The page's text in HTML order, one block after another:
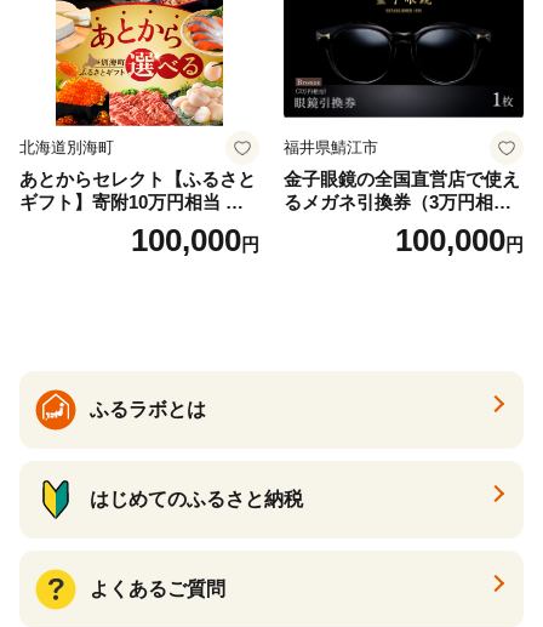
北海道別海町
あとからセレクト【ふるさと
ギフト】寄附10万円相当 あ
とから選べる！ ギフト いく
ら ほたて 海鮮 牛肉 別海町
ギフト ふるさと納税 ）
100,000円
福井県鯖江市
金子眼鏡の全国直営店で使え
るメガネ引換券（3万円相
100,000円
ふるラボとは
はじめてのふるさと納税
よくあるご質問